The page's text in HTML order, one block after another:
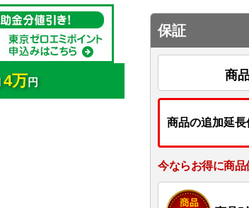
4万 円
保証
商
商品の追加延長
今ならお得に商品